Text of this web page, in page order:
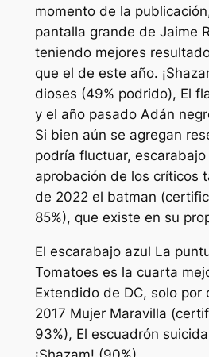
momento de la
pantalla grande de Jaime
teniendo mejores
que el de este año.
dioses (49% podrido), El
y el año pasadoAdán
Si bien aún se agregan
podría fluctuar, escarabajo
aprobación de los críticos
de 2022 el batman
85%), que existe en su
El escarabajo azul La
Tomatoes es la cuarta
Extendido de DC, solo por
2017 Mujer Maravilla
93%), El escuadrón suicida